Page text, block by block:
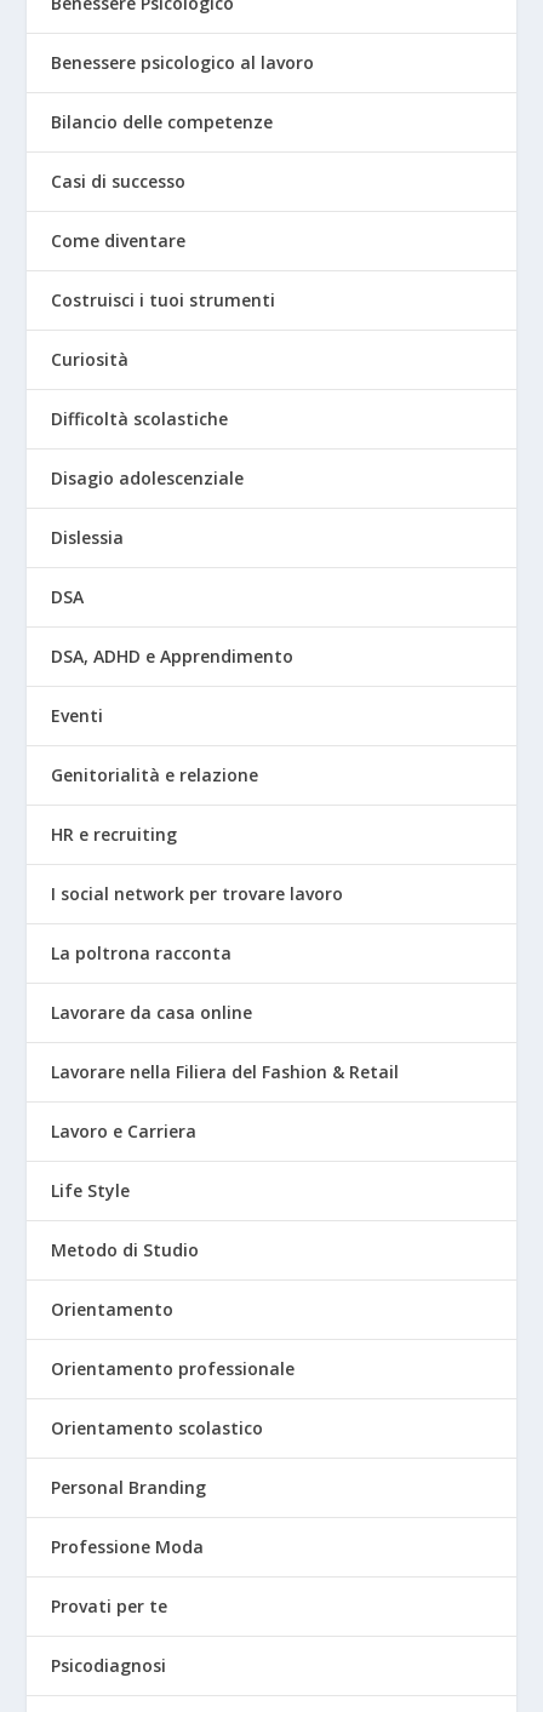
Benessere psicologico al lavoro
Bilancio delle competenze
Casi di successo
Come diventare
Costruisci i tuoi strumenti
Curiosità
Difficoltà scolastiche
Disagio adolescenziale
Dislessia
DSA
DSA, ADHD e Apprendimento
Eventi
Genitorialità e relazione
HR e recruiting
I social network per trovare lavoro
La poltrona racconta
Lavorare da casa online
Lavorare nella Filiera del Fashion & Retail
Lavoro e Carriera
Life Style
Metodo di Studio
Orientamento
Orientamento professionale
Orientamento scolastico
Personal Branding
Professione Moda
Provati per te
Psicodiagnosi